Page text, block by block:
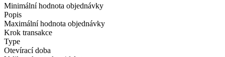
Minimální hodnota objednávky
Popis
Maximální hodnota objednávky
Krok transakce
Type
Otevírací doba